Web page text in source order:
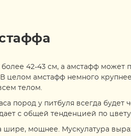
42-43 см, а амстафф может
целом амстафф немного
телом.
пород у питбуля всегда
с общей тенденцией по
шире, мощнее. Мускулатура